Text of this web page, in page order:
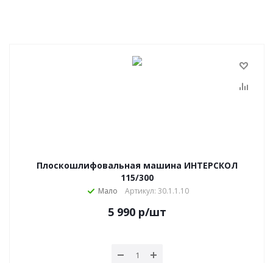
Плоскошлифовальная машина ИНТЕРСКОЛ
115/300
Мало Артикул: 30.1.1.10
5 990 р/шт